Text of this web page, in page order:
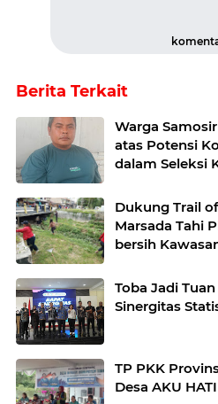
Berita Terkait
Warga
atas Potensi
dalam Seleksi
Dukung Trail
Marsada Tahi
bersih
Toba Jadi
Sinergitas
TP PKK
Desa AKU